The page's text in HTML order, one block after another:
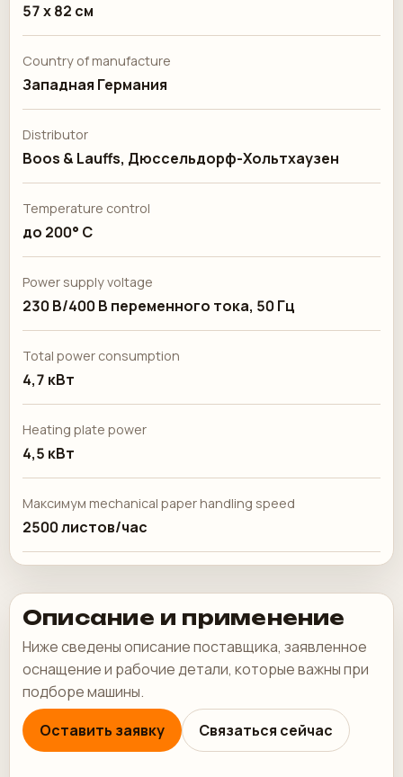
57 x 82 см
Country of manufacture
Западная Германия
Distributor
Boos & Lauffs, Дюссельдорф-Хольтхаузен
Temperature control
до 200° C
Power supply voltage
230 В/400 В переменного тока, 50 Гц
Total power consumption
4,7 кВт
Heating plate power
4,5 кВт
Максимум mechanical paper handling speed
2500 листов/час
Описание и применение
Ниже сведены описание поставщика, заявленное
оснащение и рабочие детали, которые важны при
подборе машины.
Оставить заявку
Связаться сейчас